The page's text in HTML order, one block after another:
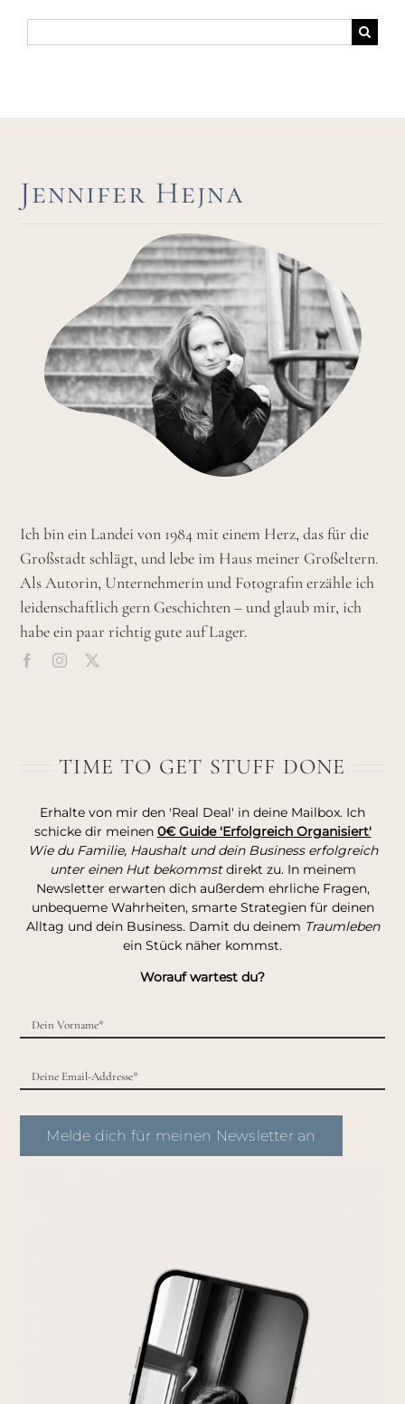
nach:
Jennifer Hejna
Ich bin ein Landei von 1984 mit einem Herz, das für die
Großstadt schlägt, und lebe im Haus meiner Großeltern.
Als Autorin, Unternehmerin und Fotografin erzähle ich
leidenschaftlich gern Geschichten – und glaub mir, ich
habe ein paar richtig gute auf Lager.
TIME TO GET STUFF DONE
Erhalte von mir den 'Real Deal' in deine Mailbox. Ich
schicke dir meinen 0€ Guide 'Erfolgreich Organisiert'
Wie du Familie, Haushalt und dein Business erfolgreich
unter einen Hut bekommstdirekt zu. In meinem
Newsletter erwarten dich außerdem ehrliche Fragen,
unbequeme Wahrheiten, smarte Strategien für deinen
Alltag und dein Business. Damit du deinem Traumleben
ein Stück näher kommst.
Worauf wartest du?
Melde dich für meinen Newsletter an